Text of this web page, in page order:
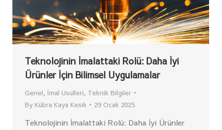
Teknolojinin İmalattaki Rolü: Daha İyi
Ürünler İçin Bilimsel Uygulamalar
Genel, İmal Usulleri, Teknik Bilgiler
By Kübra Kaya Kesik 29 Ocak 2025
Teknolojinin İmalattaki Rolü: Daha İyi Ürünler